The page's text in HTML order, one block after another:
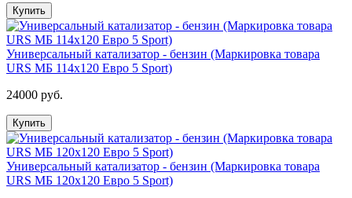
Купить
Универсальный катализатор - бензин (Маркировка товара
URS МБ 114х120 Евро 5 Sport)
24000 руб.
Купить
Универсальный катализатор - бензин (Маркировка товара
URS МБ 120х120 Евро 5 Sport)